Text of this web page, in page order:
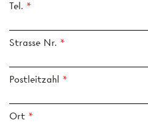
Tel.
Strasse Nr.
Postleitzahl
Ort